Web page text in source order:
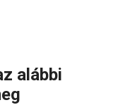
alábbi